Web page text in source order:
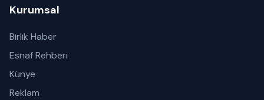
Kurumsal
Birlik Haber
Esnaf Rehberi
Künye
Reklam